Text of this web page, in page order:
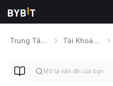
Trung Tâm Trợ Giúp Tài Khoản Giao Dịch Hợp Nhất